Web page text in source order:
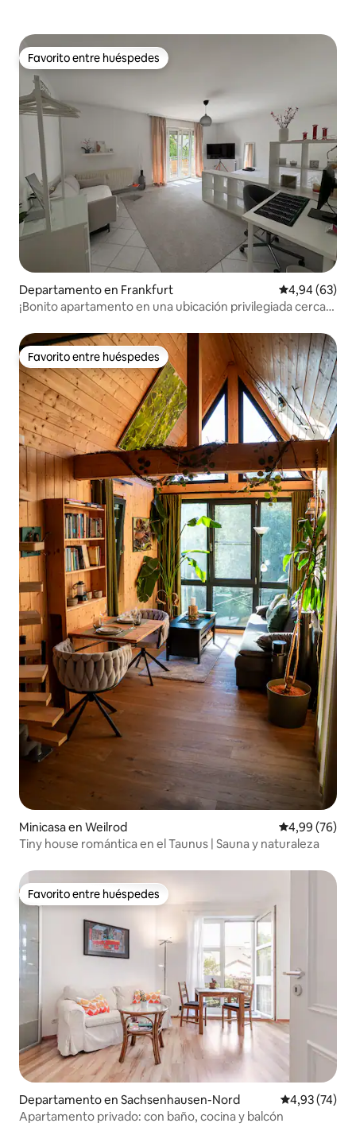
Favorito entre huéspedes
Favorito entre huéspedes
Departamento en Frankfurt Calificación
4,94 (63)
¡Bonito apartamento en una ubicación privilegiada cerca
Favorito entre huéspedes
Favorito entre huéspedes
Minicasa en Weilrod Calificación
4,99 (76)
Tiny house romántica en el Taunus | Sauna y naturaleza
Favorito entre huéspedes
Favorito entre huéspedes
Departamento en Sachsenhausen-Nord Calificación
4,93 (74)
Apartamento privado: con baño, cocina y balcón